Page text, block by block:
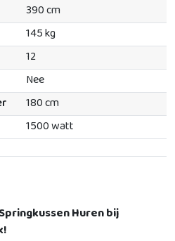
390 cm
145 kg
12
Nee
180 cm
1500 watt
Huren bij